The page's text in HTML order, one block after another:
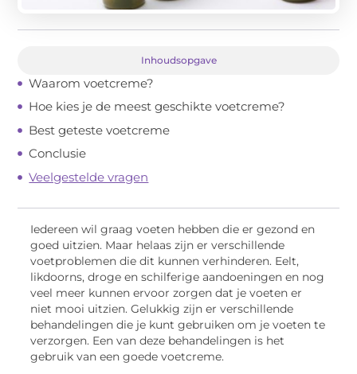
Inhoudsopgave
Waarom voetcreme?
Hoe kies je de meest geschikte voetcreme?
Best geteste voetcreme
Conclusie
Veelgestelde vragen
Iedereen wil graag voeten hebben die er gezond en
goed uitzien. Maar helaas zijn er verschillende
voetproblemen die dit kunnen verhinderen. Eelt,
likdoorns, droge en schilferige aandoeningen en nog
veel meer kunnen ervoor zorgen dat je voeten er
niet mooi uitzien. Gelukkig zijn er verschillende
behandelingen die je kunt gebruiken om je voeten te
verzorgen. Een van deze behandelingen is het
gebruik van een goede voetcreme.